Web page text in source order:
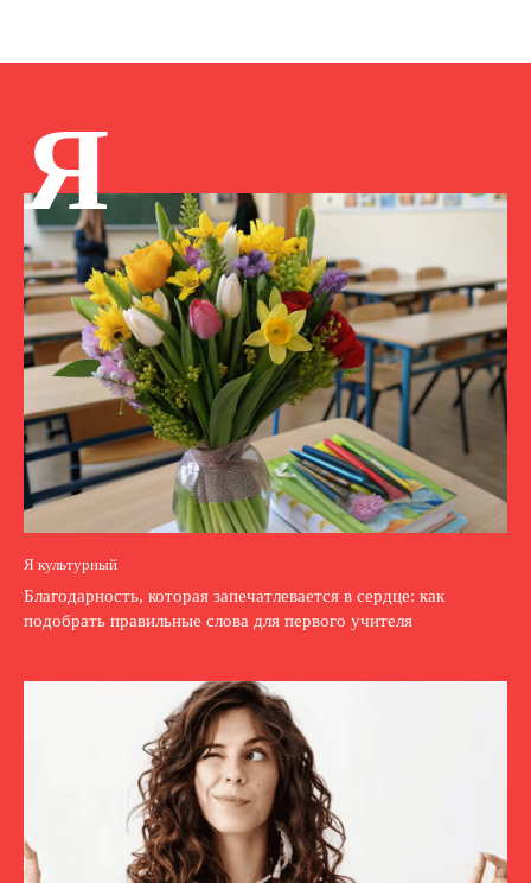
Я
Я культурный
Благодарность, которая запечатлевается в сердце: как
подобрать правильные слова для первого учителя